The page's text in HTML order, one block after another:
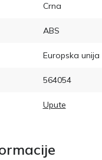
Crna
ABS
Europska unija
564054
Upute